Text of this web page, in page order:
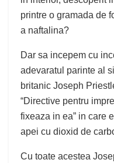
printre o gramada de
a naftalina?
Dar sa incepem cu
adevaratul parinte al
britanic Joseph
“Directive pentru
fixeaza in ea” in care
apei cu dioxid de
Cu toate acestea